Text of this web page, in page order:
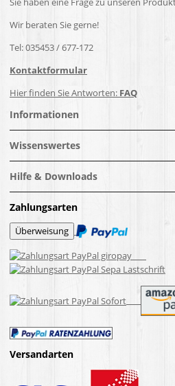
Wir beraten Sie gerne!
Tel: 035453 / 677-172
Kontaktformular
Hier finden Sie Antworten: FAQ
Informationen
Wissenswertes
Hilfe & Downloads
Zahlungsarten
Versandarten